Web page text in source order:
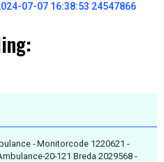
07-07 16:38:53 24547866
- Monitorcode 1220621 -
20-121 Breda 2029568 -